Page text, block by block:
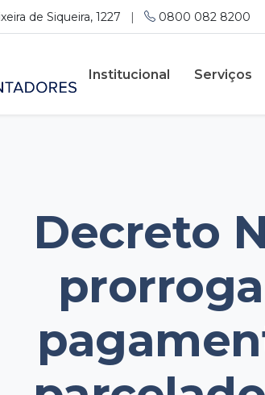
de Siqueira, 1227 | 0800 082 8200
Institucional Serviços
Decreto